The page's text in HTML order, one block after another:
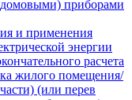
приборами
и применения
энергии
расчета
жилого помещения/
(или перев